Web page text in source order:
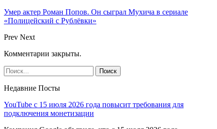
Умер актер Роман Попов. Он сыграл Мухича в сериале
«Полицейский с Рублёвки»
Prev Next
Комментарии закрыты.
Недавние Посты
YouTube с 15 июля 2026 года повысит требования для
подключения монетизации